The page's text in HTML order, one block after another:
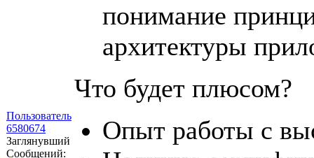
Пользователь
6580674
Заглянувший
Сообщений:
понимание
архитектуры
Что будет плюсом?
Опыт работы с